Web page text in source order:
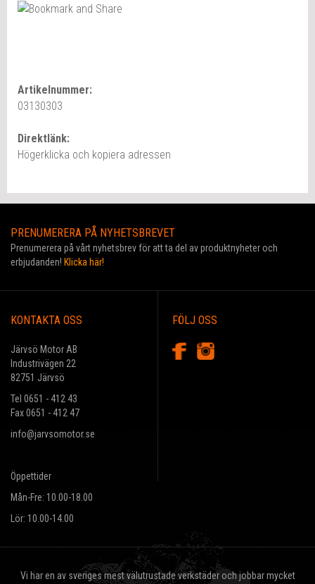
Artikelnummer:
03130303
Direktlänk:
Högerklicka och kopiera adressen
PRENUMERERA PÅ NYHETSBREVET
Prenumerera på vårt nyhetsbrev för att ta del av produktnyheter och
erbjudanden! Klicka här!
KONTAKTA OSS
Järvsö Motor AB
Industrivägen 22
82751 Järvsö
Tel 0651 - 412 43
Fax 0651 - 412 47
info@jarvsomotor.se
Öppettider
Mån-Fre: 10.00-18.00
Lör: 10.00-14.00
FÖLJ OSS
Vi har en av sveriges mest välutrustade verkstäder och jobbar mycket